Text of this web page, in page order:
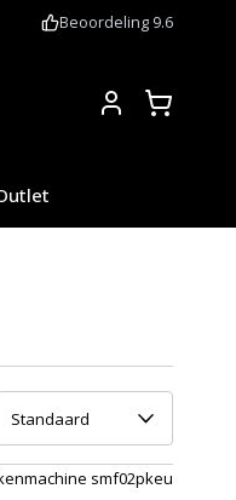
Beoordeling 9.6
Standaard